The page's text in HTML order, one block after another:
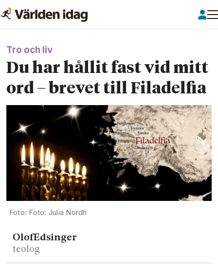
Tro och liv
Du har hållit fast vid mitt
ord – brevet till Filadelfia
Foto: Julia Nordh
OlofEdsinger
teolog